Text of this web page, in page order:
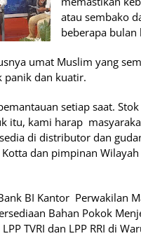
atau sembako
beberapa bulan
umat Muslim yang
panik dan kuatir.
setiap saat.
itu, kami harap
di distributor dan
dan pimpinan
BI Kantor Perwakilan
Bahan Pokok
TVRI dan LPP RRI di